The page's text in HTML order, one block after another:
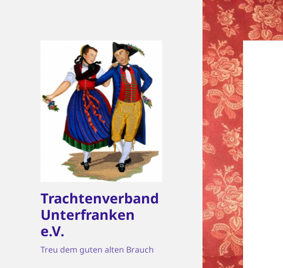
Trachtenverband
Unterfranken
e.V.
Treu dem guten alten Brauch